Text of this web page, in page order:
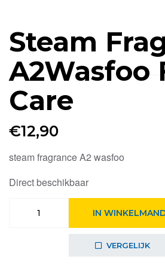
Steam
A2Wasfoo
Care
€12,90
steam fragrance A2 wasfoo
Direct beschikbaar
Fragrance
IN
VERGELIJK